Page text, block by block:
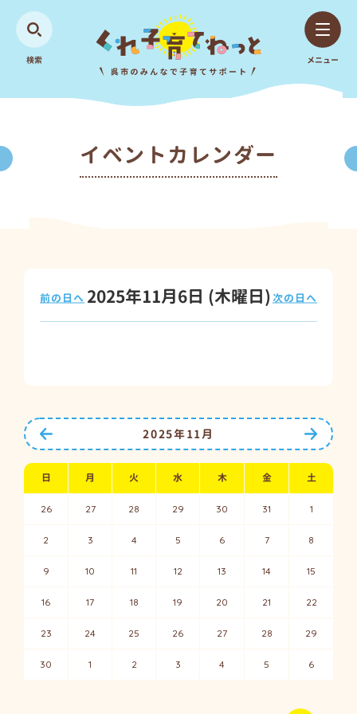
検索 メニュー
イベントカレンダー
2025年11月6日 (木曜日)
前の日へ 次の日へ
次の月
2025年11月
日 月 火 水 木 金 土
26 27 28 29 30 31 1
2 3 4 5 6 7 8
9 10 11 12 13 14 15
16 17 18 19 20 21 22
23 24 25 26 27 28 29
30 1 2 3 4 5 6